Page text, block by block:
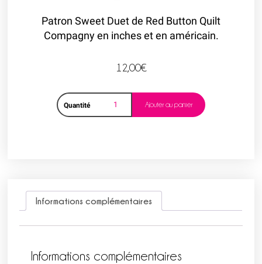
Patron Sweet Duet de Red Button Quilt
Compagny en inches et en américain.
12,00€
Quantité Ajouter au panier
Informations complémentaires
Informations complémentaires